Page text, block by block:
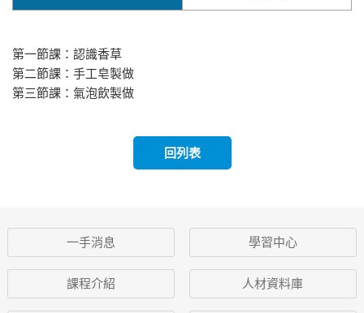
第一節課：認識香草
第二節課：手工皂製做
第三節課：氣泡飲製做
回列表
一手消息 學習中心
課程介紹 人材資料庫